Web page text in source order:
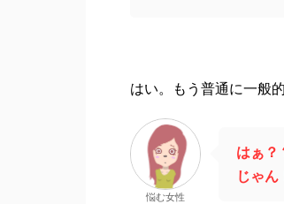
はい。もう普通に一般
悩む女性
はぁ？
じゃん